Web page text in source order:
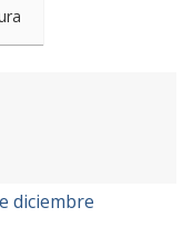
diciembre